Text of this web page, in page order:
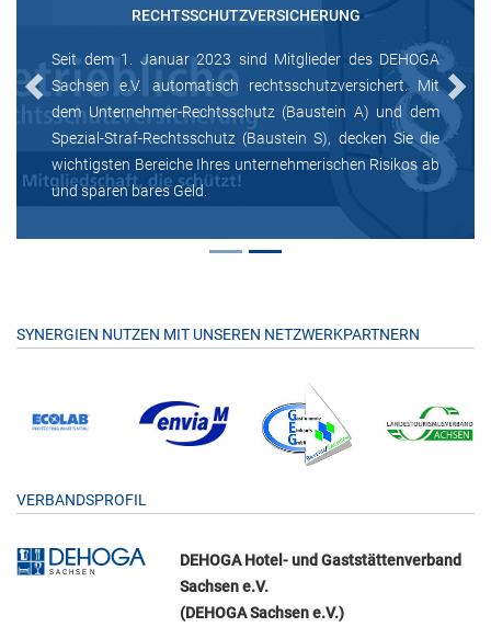
RECHTSSCHUTZVERSICHERUNG
Seit dem 1. Januar 2023 sind Mitglieder des DEHOGA
Sachsen e.V. automatisch rechtsschutzversichert. Mit
dem Unternehmer-Rechtsschutz (Baustein A) und dem
Spezial-Straf-Rechtsschutz (Baustein S), decken Sie die
wichtigsten Bereiche Ihres unternehmerischen Risikos ab
und sparen bares Geld.
Previous Next
SYNERGIEN NUTZEN MIT UNSEREN NETZWERKPARTNERN
VERBANDSPROFIL
DEHOGA Hotel- und Gaststättenverband
Sachsen e.V.
(DEHOGA Sachsen e.V.)